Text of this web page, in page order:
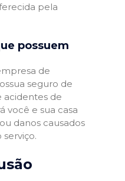
pela
possuem
de
seguro de
acidentes de
você e sua casa
danos causados